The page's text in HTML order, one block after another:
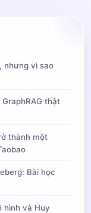
nhưng vì sao
thật
thành một
Bài học
hình và Huy